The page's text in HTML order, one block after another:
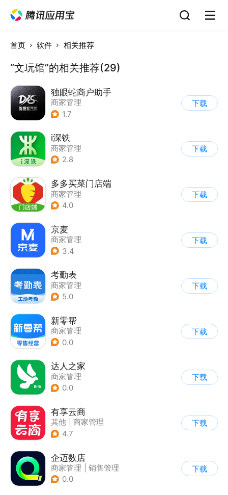
首页 软件 相关推荐
“文玩馆”的相关推荐(29)
独眼蛇商户助手
商家管理
1.7
下载
i深铁
商家管理
2.8
下载
多多买菜门店端
商家管理
4.0
下载
京麦
商家管理
3.4
下载
考勤表
商家管理
5.0
下载
新零帮
商家管理
0.0
下载
达人之家
商家管理
0.0
下载
有享云商
其他
商家管理
4.7
下载
企迈数店
商家管理
销售管理
0.0
下载